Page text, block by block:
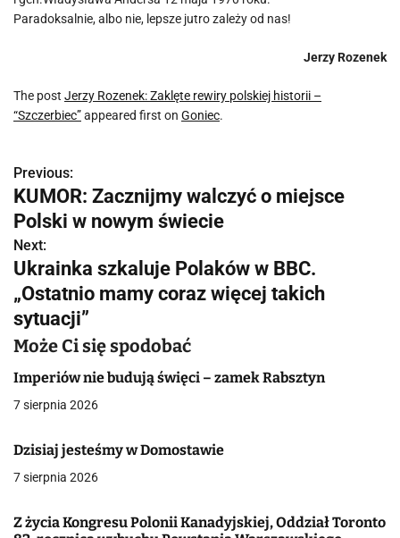
Paradoksalnie, albo nie, lepsze jutro zależy od nas!
Jerzy Rozenek
The post Jerzy Rozenek: Zaklęte rewiry polskiej historii –
“Szczerbiec”appeared first on Goniec.
N
a
w
i
g
a
c
j
a
w
p
Previous:
KUMOR: Zacznijmy walczyć o miejsce
Polski w nowym świecie
Next:
Ukrainka szkaluje Polaków w BBC.
„Ostatnio mamy coraz więcej takich
sytuacji”
Może Ci się spodobać
Imperiów nie budują święci – zamek Rabsztyn
7 sierpnia 2026
Dzisiaj jesteśmy w Domostawie
7 sierpnia 2026
Z życia Kongresu Polonii Kanadyjskiej, Oddział Toronto